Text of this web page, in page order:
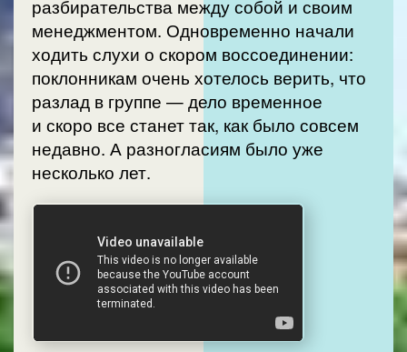
разбирательства между собой и своим
менеджментом. Одновременно начали
ходить слухи о скором воссоединении:
поклонникам очень хотелось верить, что
разлад в группе — дело временное
и скоро все станет так, как было совсем
недавно. А разногласиям было уже
несколько лет.